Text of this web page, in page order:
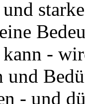
-
und
- und